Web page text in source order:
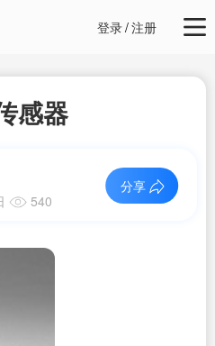
登录/注册
感器
540
分享